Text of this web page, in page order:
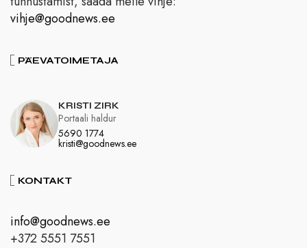
vihje@goodnews.ee
PÄEVATOIMETAJA
KRISTI ZIRK
5690 1774
kristi@goodnews.ee
Portaali haldur
KONTAKT
info@goodnews.ee
+372 5551 7551